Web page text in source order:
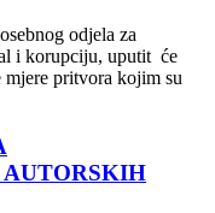
odjela za
i korupciju, uputit će
pritvora kojim su